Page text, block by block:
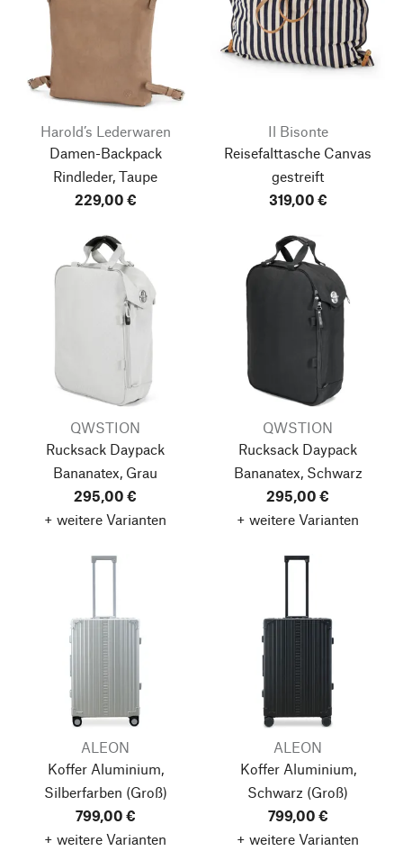
Harold’s Lederwaren
Damen-Backpack
Rindleder, Taupe
229,00 €
Il Bisonte
Reisefalttasche Canvas
gestreift
319,00 €
QWSTION
Rucksack Daypack
Bananatex, Grau
295,00 €
+ weitere Varianten
QWSTION
Rucksack Daypack
Bananatex, Schwarz
295,00 €
+ weitere Varianten
ALEON
Koffer Aluminium,
Silberfarben (Groß)
799,00 €
+ weitere Varianten
ALEON
Koffer Aluminium,
Schwarz (Groß)
799,00 €
+ weitere Varianten